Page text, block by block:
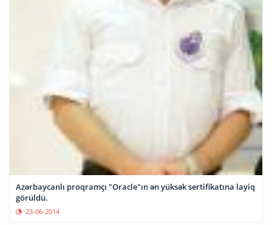
Azərbaycanlı proqramçı "Oracle"ın ən yüksək sertifikatına layiq
görüldü.
23-06-2014